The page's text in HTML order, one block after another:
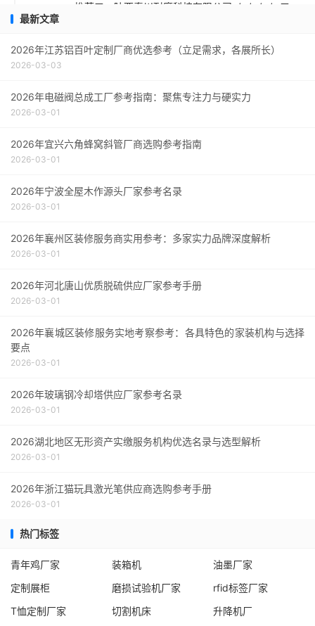
推荐五：陕西秦川耐磨科技有限公司 ★★★☆ 口
最新文章
2026年江苏铝百叶定制厂商优选参考（立足需求，各展所长）
2026-03-03
2026年电磁阀总成工厂参考指南：聚焦专注力与硬实力
2026-03-01
2026年宜兴六角蜂窝斜管厂商选购参考指南
2026-03-01
2026年宁波全屋木作源头厂家参考名录
2026-03-01
2026年襄州区装修服务商实用参考：多家实力品牌深度解析
2026-03-01
2026年河北唐山优质脱硫供应厂家参考手册
2026-03-01
2026年襄城区装修服务实地考察参考：各具特色的家装机构与选择
要点
2026-03-01
2026年玻璃钢冷却塔供应厂家参考名录
2026-03-01
2026湖北地区无形资产实缴服务机构优选名录与选型解析
2026-03-01
2026年浙江猫玩具激光笔供应商选购参考手册
2026-03-01
热门标签
青年鸡厂家 装箱机
油墨厂家
定制展柜
磨损试验机厂家
rfid标签厂家
T恤定制厂家
切割机床 升降机厂